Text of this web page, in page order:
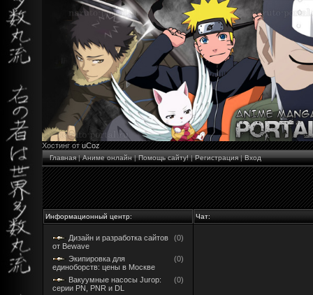
Хостинг отuCoz
Главная|Аниме онлайн|Помощь сайту!|Регистрация|Вход
Информационный центр: Чат:
Дизайн и разработка сайтов
от Bewave
(0)
Экипировка для
единоборств: цены в Москве
(0)
Вакуумные насосы Jurop:
серии PN, PNR и DL
(0)